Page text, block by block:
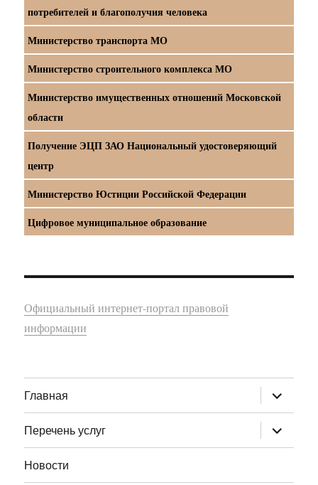
потребителей и благополучия человека
Министерство транспорта МО
Министерство строительного комплекса МО
Министерство имущественных отношений Московской
области
Получение ЭЦП ЗАО Национальный удостоверяющий
центр
Министерство Юстиции Российской Федерации
Цифровое муниципальное образование
Официальный интернет-портал правовой
информации
Главная раскрыть
дочернее
меню
Перечень услуг
раскрыть
дочернее
меню
Новости